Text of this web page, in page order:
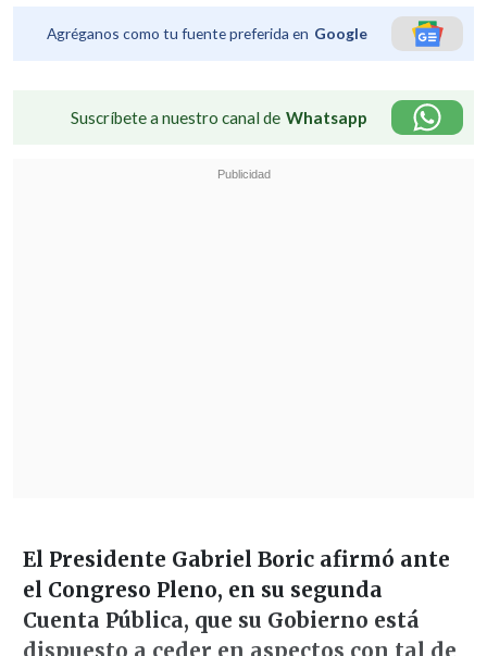
Agréganos como tu fuente preferida en Google
Suscríbete a nuestro canal de Whatsapp
El Presidente Gabriel Boric afirmó ante
el Congreso Pleno, en su segunda
Cuenta Pública, que su Gobierno está
dispuesto a ceder en aspectos con tal de